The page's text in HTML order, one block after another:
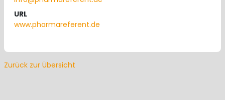
URL
www.pharmareferent.de
Zurück zur Übersicht